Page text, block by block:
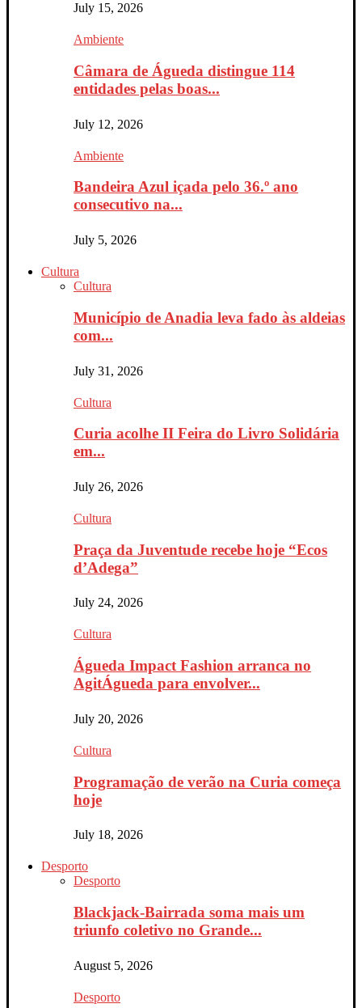
July 15, 2026
Ambiente
Câmara de Águeda distingue 114
entidades pelas boas...
July 12, 2026
Ambiente
Bandeira Azul içada pelo 36.º ano
consecutivo na...
July 5, 2026
Cultura
Cultura
Município de Anadia leva fado às aldeias
com...
July 31, 2026
Cultura
Curia acolhe II Feira do Livro Solidária
em...
July 26, 2026
Cultura
Praça da Juventude recebe hoje “Ecos
d’Adega”
July 24, 2026
Cultura
Águeda Impact Fashion arranca no
AgitÁgueda para envolver...
July 20, 2026
Cultura
Programação de verão na Curia começa
hoje
July 18, 2026
Desporto
Desporto
Blackjack-Bairrada soma mais um
triunfo coletivo no Grande...
August 5, 2026
Desporto